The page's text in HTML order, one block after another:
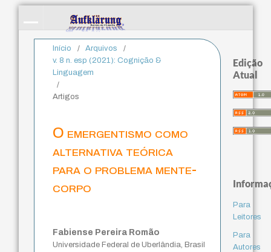
Início / Arquivos
/
v. 8 n. esp (2021): Cognição &
Linguagem
/
Artigos
O emergentismo como
alternativa teórica
para o problema mente-
corpo
Fabiense Pereira Romão
Universidade Federal de Uberlândia, Brasil
Edição
Atual
Para
Leitores
Para
Autores